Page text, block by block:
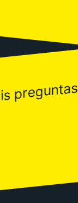
preguntas